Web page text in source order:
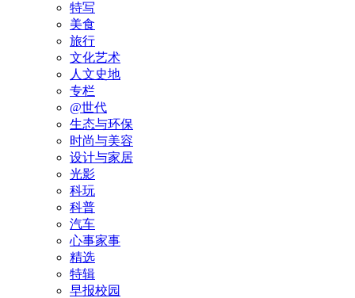
特写
美食
旅行
文化艺术
人文史地
专栏
@世代
生态与环保
时尚与美容
设计与家居
光影
科玩
科普
汽车
心事家事
精选
特辑
早报校园